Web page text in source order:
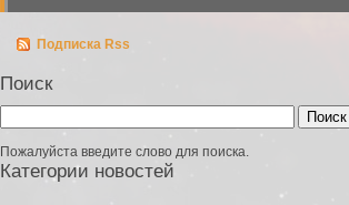
Подписка Rss
Поиск
Пожалуйста введите слово для поиска.
Категории новостей